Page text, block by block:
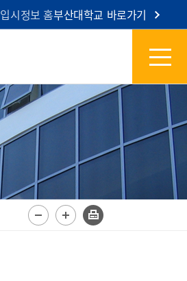
입시정보 홈부산대학교 바로가기